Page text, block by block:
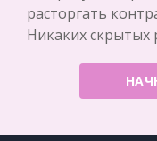
расторгать
Никаких скрытых